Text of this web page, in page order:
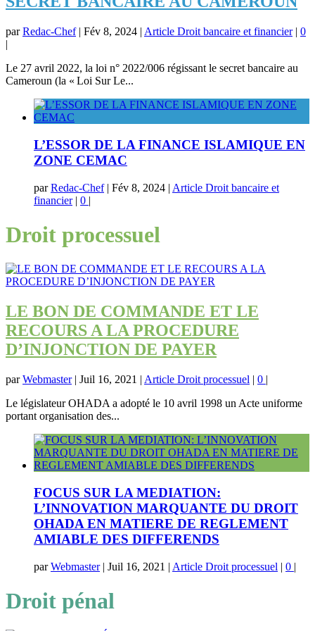
parRedac-Chef| Fév 8, 2024 | Article Droit bancaire et financier| 0
|
Le 27 avril 2022, la loi n° 2022/006 régissant le secret bancaire au
Cameroun (la « Loi Sur Le...
L’ESSOR DE LA FINANCE ISLAMIQUE EN
ZONE CEMAC
parRedac-Chef| Fév 8, 2024 | Article Droit bancaire et
financier| 0 |
Droit processuel
LE BON DE COMMANDE ET LE
RECOURS A LA PROCEDURE
D’INJONCTION DE PAYER
parWebmaster| Juil 16, 2021 | Article Droit processuel | 0 |
Le législateur OHADA a adopté le 10 avril 1998 un Acte uniforme
portant organisation des...
FOCUS SUR LA MEDIATION:
L’INNOVATION MARQUANTE DU DROIT
OHADA EN MATIERE DE REGLEMENT
AMIABLE DES DIFFERENDS
parWebmaster| Juil 16, 2021 | Article Droit processuel | 0 |
Droit pénal